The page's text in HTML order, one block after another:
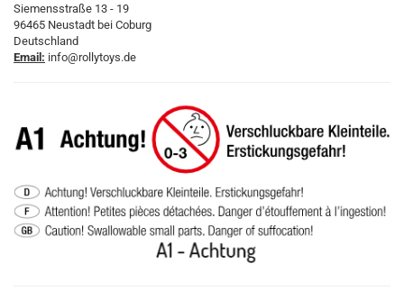
Siemensstraße 13 - 19
96465 Neustadt bei Coburg
Deutschland
Email: info@rollytoys.de